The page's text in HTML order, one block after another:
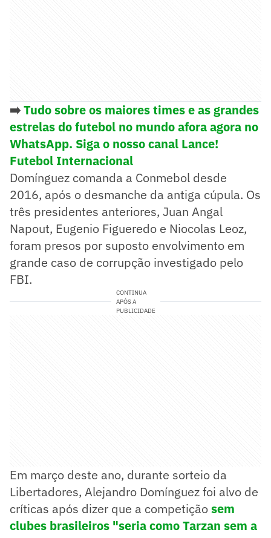
➡️Tudo sobre os maiores times e as grandes
estrelas do futebol no mundo afora agora no
WhatsApp. Siga o nosso canal Lance!
Futebol Internacional
Domínguez comanda a Conmebol desde
2016, após o desmanche da antiga cúpula. Os
três presidentes anteriores, Juan Angal
Napout, Eugenio Figueredo e Niocolas Leoz,
foram presos por suposto envolvimento em
grande caso de corrupção investigado pelo
FBI.
CONTINUA
APÓS A
PUBLICIDADE
Em março deste ano, durante sorteio da
Libertadores, Alejandro Domínguez foi alvo de
críticas após dizer que a competiçãosem
clubes brasileiros "seria como Tarzan sem a